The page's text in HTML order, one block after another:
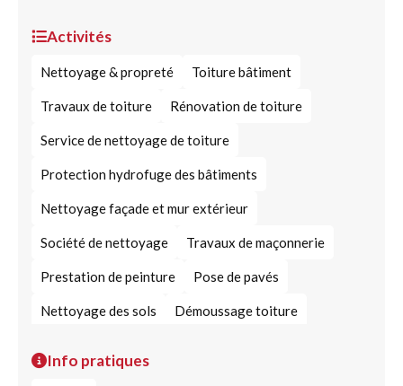
Activités
Nettoyage & propreté Toiture bâtiment
Travaux de toiture Rénovation de toiture
Service de nettoyage de toiture
Protection hydrofuge des bâtiments
Nettoyage façade et mur extérieur
Société de nettoyage Travaux de maçonnerie
Prestation de peinture Pose de pavés
Nettoyage des sols Démoussage toiture
Info pratiques